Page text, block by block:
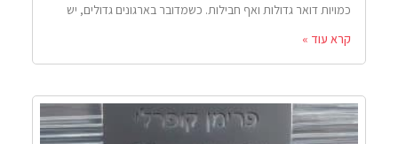
כמויות דואר גדולות ואף חבילות. כשמדובר בארגונים גדולים, יש
קרא עוד »